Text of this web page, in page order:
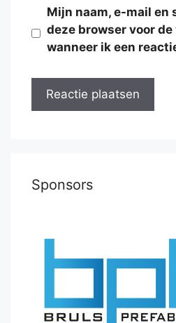
Mijn naam, e-mail en
deze browser voor
wanneer ik een
Sponsors